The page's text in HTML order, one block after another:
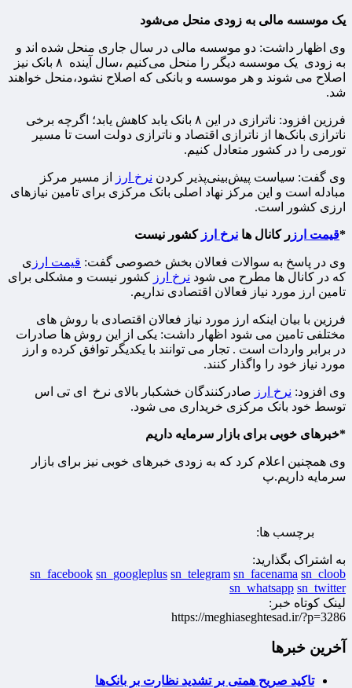
یک موسسه مالی به زودی منحل می‌شود
وی اظهار داشت: دو موسسه مالی در سال جاری منحل شده اند و
به زودی یک موسسه دیگر را منحل می‌کنیم ،سال آینده ۸ بانک نیز
اصلاح می شوند و هر موسسه و بانکی که اصلاح نشود،منحل خواهند
شد.
فرزین افزود: ناترازی در این ۸ بانک یابد کاهش یابد؛ اگرچه برخی
ناترازی بانک‌ها از ناترازی اقتصاد و ناترازی دولت است‌ تا مسیر
تورمی را در کشور متعادل کنیم.
وی گفت: سیاست پیش‌بینی‌پذیر کردن نرخ ارز
از مسیر مرکز
مبادله است و این مرکز نهاد اصلی بانک مرکزی برای تامین نیازهای
ارزی کشور است.
*قیمت ارز ر کانال ها نرخ ارز کشور نیست
وی در پاسخ به سوالات فعالان بخش خصوصی گفت: قیمت ارز ی
که در کانال ها مطرح می شود نرخ ارز کشور نیست و مشکلی برای
تامین ارز مورد نیاز فعالان اقتصادی نداریم.
فرزین با بیان اینکه ارز مورد نیاز فعالان اقتصادی با روش های
مختلفی تامین می شود اظهار داشت: یکی از این روش ها صادرات
در برابر واردات است . تجار می توانند با یکدیگر توافق کرده و ارز
مورد نیاز خود را واگذار کنند.
وی افزود: نرخ ارز صادرکنندگان خشکبار بالای نرخ ای تی اس
توسط خود بانک مرکزی خریداری می شود.
*خبر‌های خوبی برای بازار سرمایه داریم
وی همچنین اعلام کرد که به زودی خبرهای خوبی نیز برای بازار
سرمایه داریم.پ
برچسب ها:
به اشتراک بگذارید:
sn_facebook sn_googleplus sn_telegram sn_facenama sn_cloob
sn_whatsapp sn_twitter
لینک کوتاه خبر:
https://meghiaseghtesad.ir/?p=3286
آخرین خبرها
تاکید صریح همتی بر تشدید نظارت بر بانک‌ها